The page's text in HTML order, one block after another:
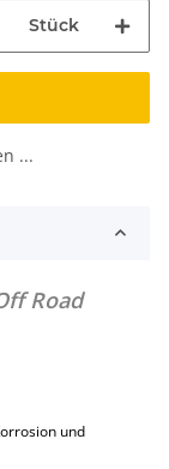
Stück
...
Road
und